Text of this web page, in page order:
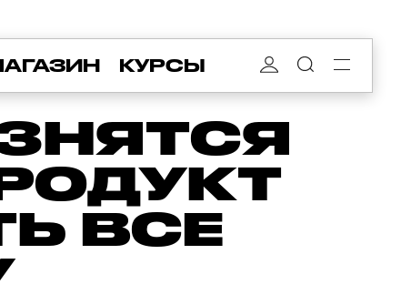
КУРСЫ
ВСЕ